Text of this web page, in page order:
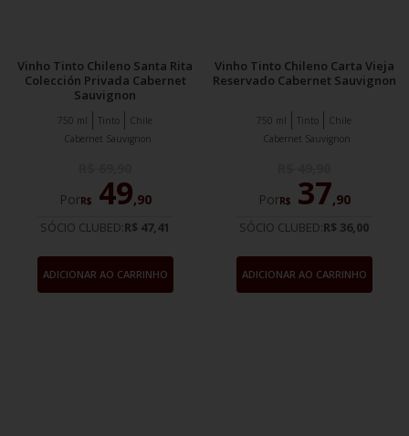
Vinho Tinto Chileno Santa Rita
Colección Privada Cabernet
Sauvignon
Tinto Chile
750 ml
Cabernet Sauvignon
PorR$ 49,90
SÓCIO CLUBED:R$ 47,41
ADICIONAR AO CARRINHO
Vinho Tinto Chileno Carta Vieja
Reservado Cabernet Sauvignon
Tinto Chile
750 ml
Cabernet Sauvignon
PorR$ 37,90
SÓCIO CLUBED:R$ 36,00
ADICIONAR AO CARRINHO